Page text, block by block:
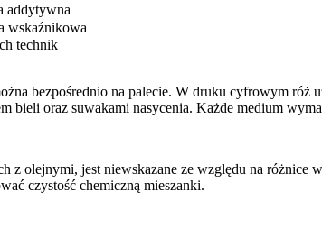
addytywna
wskaźnikowa
technik
bezpośrednio na palecie. W druku cyfrowym
bieli oraz suwakami nasycenia. Każde medium
z olejnymi, jest niewskazane ze względu na
czystość chemiczną mieszanki.